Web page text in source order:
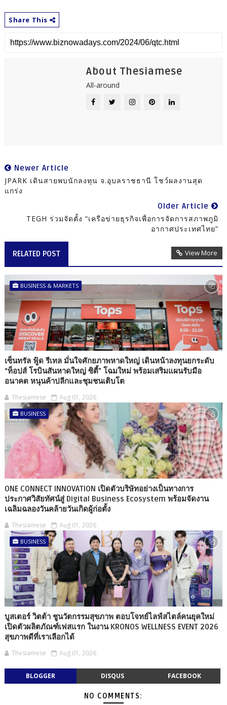
Share This
About Thesiamese
All-around
Newer Article
JPARK เดินสายพบนักลงทุน จ.อุบลราชธานี โชว์ผลงานสุด
แกร่ง
Older Article
TEGH ร่วมจัดตั้ง “เครือข่ายธุรกิจเพื่อการจัดการสภาพภูมิ
อากาศประเทศไทย”
RELATED POST View More
BUSINESS & MARKETS
เซ็นทรัล ฟู้ด รีเทล มั่นใจศักยภาพหาดใหญ่ เดินหน้าลงทุนยกระดับ
“ท็อปส์ โรบินสันหาดใหญ่ ซิตี้” โฉมใหม่ พร้อมเสริมแผนรับมือ
อนาคต หนุนค้าปลีกและชุมชนเติบโต
Thesiamese Aug 01, 2026
BUSINESS
ONE CONNECT INNOVATION เปิดตัวบริษัทอย่างเป็นทางการ
ประกาศวิสัยทัศน์สู่ Digital Business Ecosystem พร้อมจัดงาน
เฉลิมฉลองวันคล้ายวันเกิดผู้ก่อตั้ง
Thesiamese Aug 01, 2026
BUSINESS
บูสเตอร์ วิตต้า ชูนวัตกรรมสุขภาพ ตอบโจทย์ไลฟ์สไตล์คนยุคใหม่
เปิดตัวผลิตภัณฑ์เฟสแรก ในงาน KRONOS WELLNESS EVENT 2026
สุขภาพดีที่เราเลือกได้
Thesiamese Aug 01, 2026
BLOGGER DISQUS FACEBOOK
NO COMMENTS: